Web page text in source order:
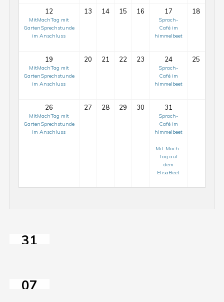
12
MitMachTag mit
GartenSprechstunde
im Anschluss
13 14 15 16 17
Sprach-
Café im
himmelbeet
18
19
MitMachTag mit
GartenSprechstunde
im Anschluss
20 21 22 23 24
Sprach-
Café im
himmelbeet
25
26
MitMachTag mit
GartenSprechstunde
im Anschluss
27 28 29 30 31
Sprach-
Café im
himmelbeet
Mit-Mach-
Tag auf
dem
ElisaBeet
31
07
Café
Mit-
auf